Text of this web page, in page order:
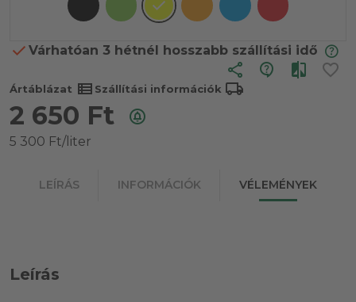
Várhatóan 3 hétnél hosszabb szállítási idő
share
Ártáblázat view_list Szállítási információk local_shipping
2 650 Ft
5 300 Ft/liter
LEÍRÁS INFORMÁCIÓK VÉLEMÉNYEK
Leírás